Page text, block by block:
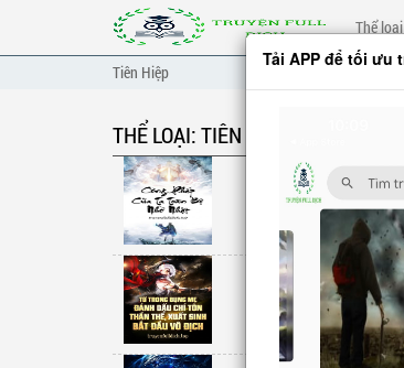
Thể
Tiên Hiệp
THỂ LOẠI: TIÊN HIỆP
Từ
Đầu
Tải APP để tối ưu